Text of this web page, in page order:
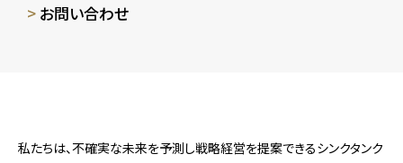
お問い合わせ
私たちは、不確実な未来を予測し戦略経営を提案できるシンクタンク